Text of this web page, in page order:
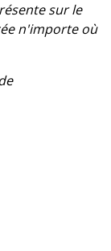
sur le
n'importe où